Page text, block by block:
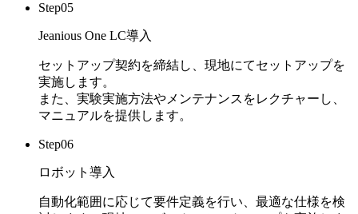
Step05
Jeanious One LC導入
セットアップ契約を締結し、現地にてセットアップを
実施します。
また、実験実施方法やメンテナンスをレクチャーし、
マニュアルを提供します。
Step06
ロボット導入
自動化範囲に応じて要件定義を行い、最適な仕様を検